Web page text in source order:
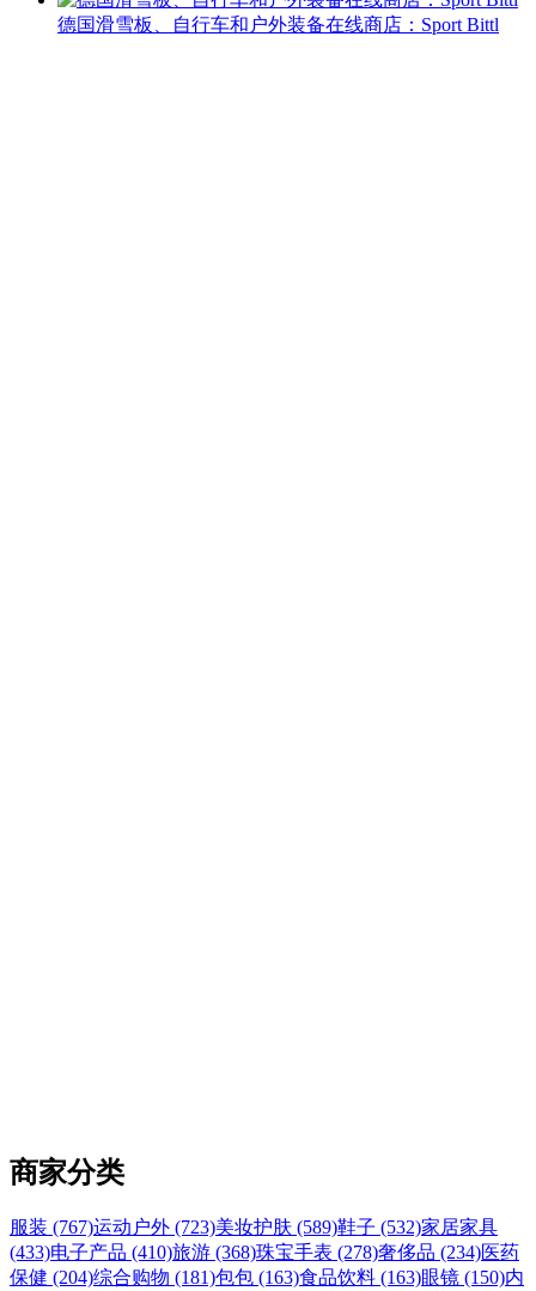
德国滑雪板、自行车和户外装备在线商店：Sport Bittl
商家分类
服装 (767)运动户外 (723)美妆护肤 (589)鞋子 (532)家居家具
(433)电子产品 (410)旅游 (368)珠宝手表 (278)奢侈品 (234)医药
保健 (204)综合购物 (181)包包 (163)食品饮料 (163)眼镜 (150)内